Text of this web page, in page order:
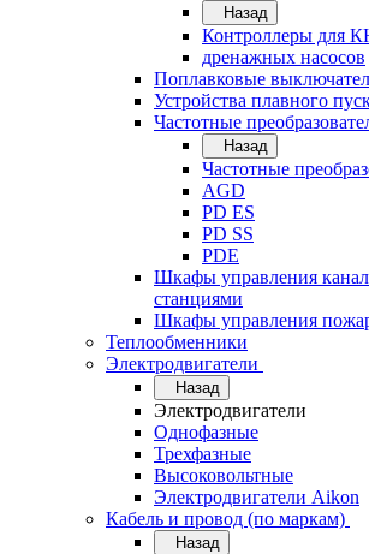
Назад
Контроллеры для
дренажных насосов
Поплавковые
Устройства плавного
Частотные
Назад
Частотные
AGD
PD ES
PD SS
PDE
Шкафы управления
станциями
Шкафы управления
Теплообменники
Электродвигатели
Назад
Электродвигатели
Однофазные
Трехфазные
Высоковольтные
Электродвигатели Aikon
Кабель и провод (по маркам)
Назад